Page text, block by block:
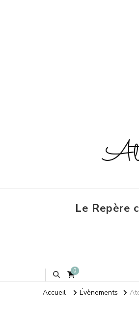
Le Repère
0
Accueil Évènements